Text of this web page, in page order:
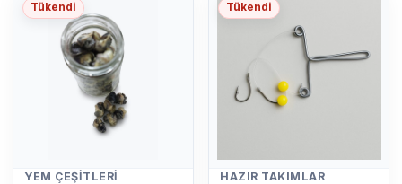
Tükendi
YEM ÇEŞITLERI
Tükendi
HAZIR TAKIMLAR